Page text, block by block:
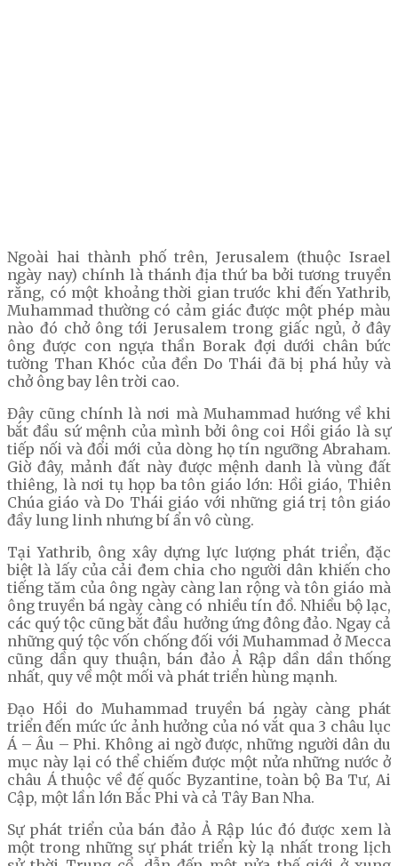
Ngoài hai thành phố trên, Jerusalem (thuộc Israel
ngày nay) chính là thánh địa thứ ba bởi tương truyền
rằng, có một khoảng thời gian trước khi đến Yathrib,
Muhammad thường có cảm giác được một phép màu
nào đó chở ông tới Jerusalem trong giấc ngủ, ở đây
ông được con ngựa thần Borak đợi dưới chân bức
tường Than Khóc của đền Do Thái đã bị phá hủy và
chở ông bay lên trời cao.
Đây cũng chính là nơi mà Muhammad hướng về khi
bắt đầu sứ mệnh của mình bởi ông coi Hồi giáo là sự
tiếp nối và đổi mới của dòng họ tín ngưỡng Abraham.
Giờ đây, mảnh đất này được mệnh danh là vùng đất
thiêng, là nơi tụ họp ba tôn giáo lớn: Hồi giáo, Thiên
Chúa giáo và Do Thái giáo với những giá trị tôn giáo
đầy lung linh nhưng bí ẩn vô cùng.
Tại Yathrib, ông xây dựng lực lượng phát triển, đặc
biệt là lấy của cải đem chia cho người dân khiến cho
tiếng tăm của ông ngày càng lan rộng và tôn giáo mà
ông truyền bá ngày càng có nhiều tín đồ. Nhiều bộ lạc,
các quý tộc cũng bắt đầu hưởng ứng đông đảo. Ngay cả
những quý tộc vốn chống đối với Muhammad ở Mecca
cũng dần quy thuận, bán đảo Ả Rập dần dần thống
nhất, quy về một mối và phát triển hùng mạnh.
Đạo Hồi do Muhammad truyền bá ngày càng phát
triển đến mức ức ảnh hưởng của nó vắt qua 3 châu lục
Á – Âu – Phi. Không ai ngờ được, những người dân du
mục này lại có thể chiếm được một nửa những nước ở
châu Á thuộc về đế quốc Byzantine, toàn bộ Ba Tư, Ai
Cập, một lần lớn Bắc Phi và cả Tây Ban Nha.
Sự phát triển của bán đảo Ả Rập lúc đó được xem là
một trong những sự phát triển kỳ lạ nhất trong lịch